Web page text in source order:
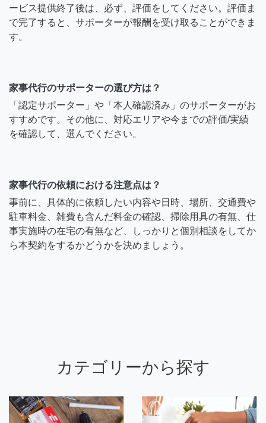
ービス提供終了後は、必ず、評価をしてください。評価ま
で完了すると、サポーターが報酬を受け取ることができま
す。
家事代行のサポーターの選び方は？
「認定サポーター」や「本人確認済み」のサポーターがお
すすめです。その他に、対応エリアや今までの評価/実績
を確認して、選んでください。
家事代行の依頼における注意点は？
事前に、具体的に依頼したい内容や日時、場所、交通費や
駐車料金、雑費も含んだ料金の確認、掃除用具の有無、仕
事実施時の在宅の有無など、しっかりと個別相談をしてか
ら本契約をするかどうかを決めましょう。
カテゴリーから探す